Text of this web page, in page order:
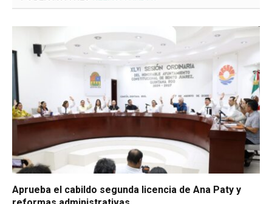
Aprueba el cabildo segunda licencia de Ana Paty y